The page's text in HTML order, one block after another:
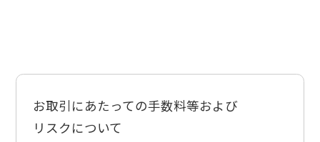
お取引にあたっての手数料等および
リスクについて